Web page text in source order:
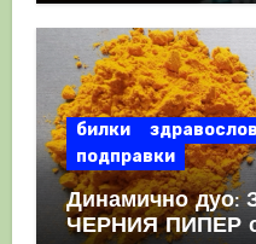
билки
подправки
Динамично дуо:
ЧЕРНИЯ ПИПЕР